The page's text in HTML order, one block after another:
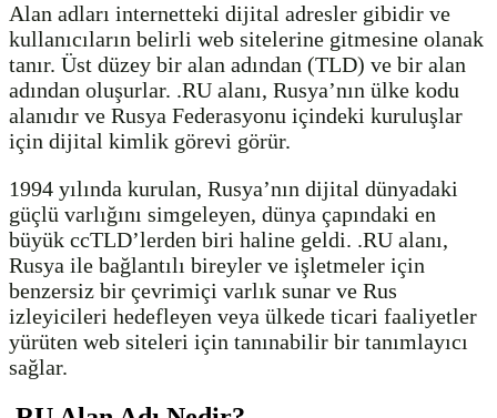
Alan adları internetteki dijital adresler gibidir ve
kullanıcıların belirli web sitelerine gitmesine olanak
tanır. Üst düzey bir alan adından (TLD) ve bir alan
adından oluşurlar. .RU alanı, Rusya’nın ülke kodu
alanıdır ve Rusya Federasyonu içindeki kuruluşlar
için dijital kimlik görevi görür.
1994 yılında kurulan, Rusya’nın dijital dünyadaki
güçlü varlığını simgeleyen, dünya çapındaki en
büyük ccTLD’lerden biri haline geldi. .RU alanı,
Rusya ile bağlantılı bireyler ve işletmeler için
benzersiz bir çevrimiçi varlık sunar ve Rus
izleyicileri hedefleyen veya ülkede ticari faaliyetler
yürüten web siteleri için tanınabilir bir tanımlayıcı
sağlar.